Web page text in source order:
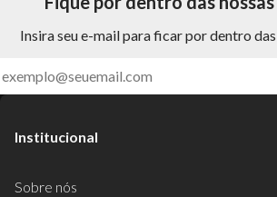
Insira seu e-mail para ficar por dentro
Institucional
Sobre nós